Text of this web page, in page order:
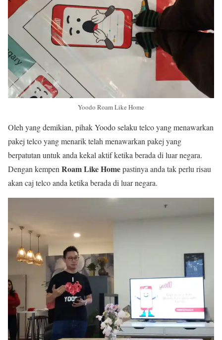
Yoodo Roam Like Home
Oleh yang demikian, pihak Yoodo selaku telco yang menawarkan
pakej telco yang menarik telah menawarkan pakej yang
berpatutan untuk anda kekal aktif ketika berada di luar negara.
Dengan kempen Roam Like Homepastinya anda tak perlu risau
akan caj telco anda ketika berada di luar negara.